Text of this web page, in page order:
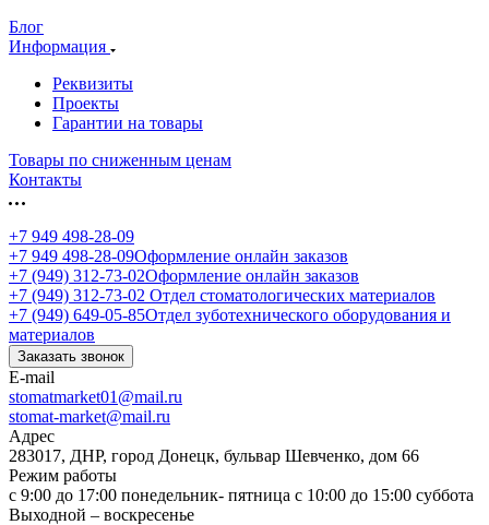
Блог
Информация
Реквизиты
Проекты
Гарантии на товары
Товары по сниженным ценам
Контакты
+7 949 498-28-09
+7 949 498-28-09Оформление онлайн заказов
+7 (949) 312-73-02Оформление онлайн заказов
+7 (949) 312-73-02 Отдел стоматологических материалов
+7 (949) 649-05-85Отдел зуботехнического оборудования и
материалов
Заказать звонок
E-mail
stomatmarket01@mail.ru
stomat-market@mail.ru
Адрес
283017, ДНР, город Донецк, бульвар Шевченко, дом 66
Режим работы
с 9:00 до 17:00 понедельник- пятница с 10:00 до 15:00 суббота
Выходной – воскресенье